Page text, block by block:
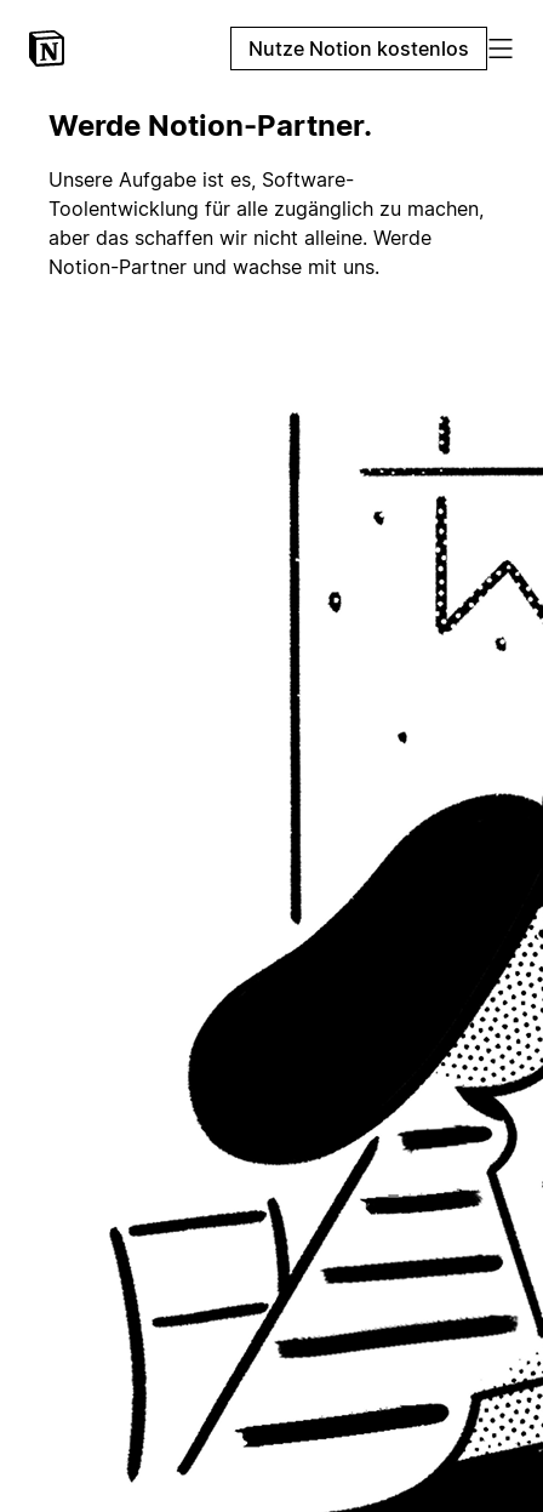
Nutze Notion kostenlos
Werde Notion-Partner.
Unsere Aufgabe ist es, Software-
Toolentwicklung für alle zugänglich zu machen,
aber das schaffen wir nicht alleine. Werde
Notion-Partner und wachse mit uns.